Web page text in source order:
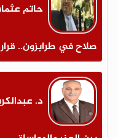
حاتم
صلاح في طرابزون.. قرار
د.